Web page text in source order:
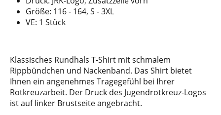
Größe: 116 - 164, S - 3XL
VE: 1 Stück
Klassisches Rundhals T-Shirt mit schmalem
Rippbündchen und Nackenband. Das Shirt bietet
Ihnen ein angenehmes Tragegefühl bei Ihrer
Rotkreuzarbeit. Der Druck des Jugendrotkreuz-Logos
ist auf linker Brustseite angebracht.